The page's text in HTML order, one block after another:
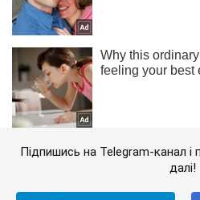
Підпишись на Telegram-канал
далі!